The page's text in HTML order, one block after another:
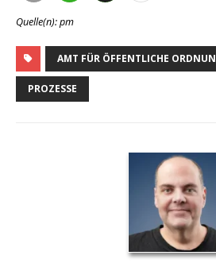
Quelle(n): pm
AMT FÜR ÖFFENTLICHE
PROZESSE